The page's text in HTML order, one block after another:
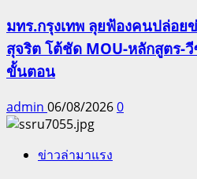
มทร.กรุงเทพ ลุยฟ้องคนปล่อย
สุจริต โต้ชัด MOU-หลักสูตร-
ขั้นตอน
admin 06/08/20260
ข่าวล่ามาแรง